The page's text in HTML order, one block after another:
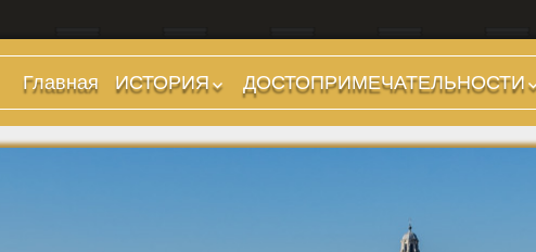
Главная
ИСТОРИЯ
Предыстория
Царский период
ДОСТОПРИМЕЧАТЕЛЬНОСТИ
Холмы и остров.
Районы
Стадионы, Термы